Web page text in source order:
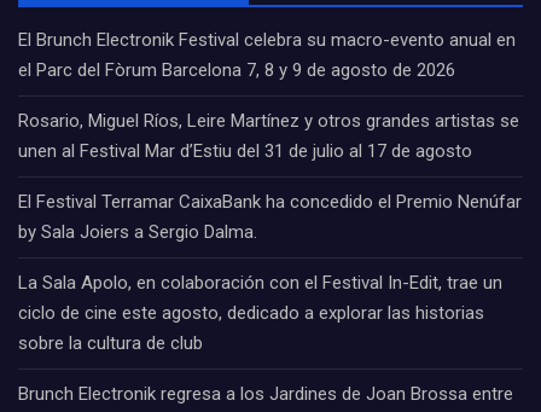
El Brunch Electronik Festival celebra su macro-evento anual en
el Parc del Fòrum Barcelona 7, 8 y 9 de agosto de 2026
Rosario, Miguel Ríos, Leire Martínez y otros grandes artistas se
unen al Festival Mar d’Estiu del 31 de julio al 17 de agosto
El Festival Terramar CaixaBank ha concedido el Premio Nenúfar
by Sala Joiers a Sergio Dalma.
La Sala Apolo, en colaboración con el Festival In-Edit, trae un
ciclo de cine este agosto, dedicado a explorar las historias
sobre la cultura de club
Brunch Electronik regresa a los Jardines de Joan Brossa entre